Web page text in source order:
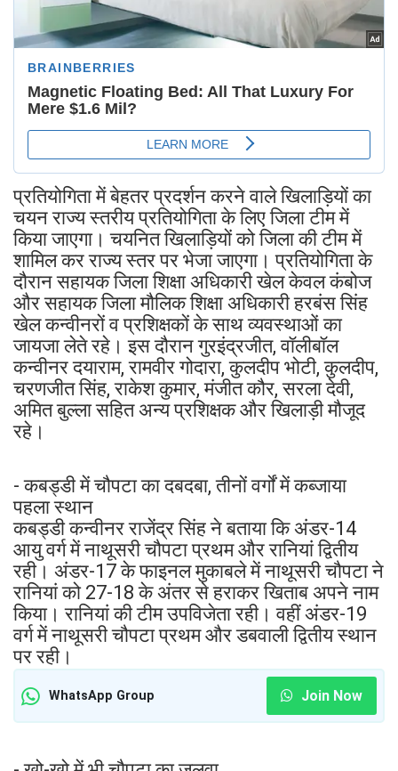
प्रतियोगिता में बेहतर प्रदर्शन करने वाले खिलाड़ियों का
चयन राज्य स्तरीय प्रतियोगिता के लिए जिला टीम में
किया जाएगा। चयनित खिलाड़ियों को जिला की टीम में
शामिल कर राज्य स्तर पर भेजा जाएगा। प्रतियोगिता के
दौरान सहायक जिला शिक्षा अधिकारी खेल केवल कंबोज
और सहायक जिला मौलिक शिक्षा अधिकारी हरबंस सिंह
खेल कन्वीनरों व प्रशिक्षकों के साथ व्यवस्थाओं का
जायजा लेते रहे। इस दौरान गुरइंद्रजीत, वॉलीबॉल
कन्वीनर दयाराम, रामवीर गोदारा, कुलदीप भोटी, कुलदीप,
चरणजीत सिंह, राकेश कुमार, मंजीत कौर, सरला देवी,
अमित बुल्ला सहित अन्य प्रशिक्षक और खिलाड़ी मौजूद
रहे।
- कबड्डी में चौपटा का दबदबा, तीनों वर्गों में कब्जाया
पहला स्थान
कबड्डी कन्वीनर राजेंद्र सिंह ने बताया कि अंडर-14
आयु वर्ग में नाथूसरी चौपटा प्रथम और रानियां द्वितीय
रही। अंडर-17 के फाइनल मुकाबले में नाथूसरी चौपटा ने
रानियां को 27-18 के अंतर से हराकर खिताब अपने नाम
किया। रानियां की टीम उपविजेता रही। वहीं अंडर-19
वर्ग में नाथूसरी चौपटा प्रथम और डबवाली द्वितीय स्थान
पर रही।
WhatsApp Group Join Now